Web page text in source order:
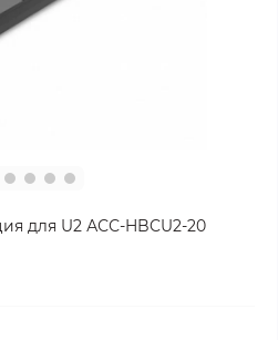
для U2 АСС-HBCU2-20